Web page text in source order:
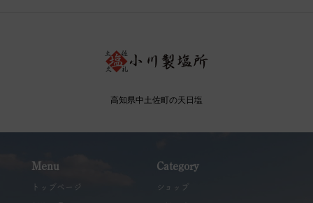
高知県中土佐町の天日塩
Menu
トップページ
Category
ショップ